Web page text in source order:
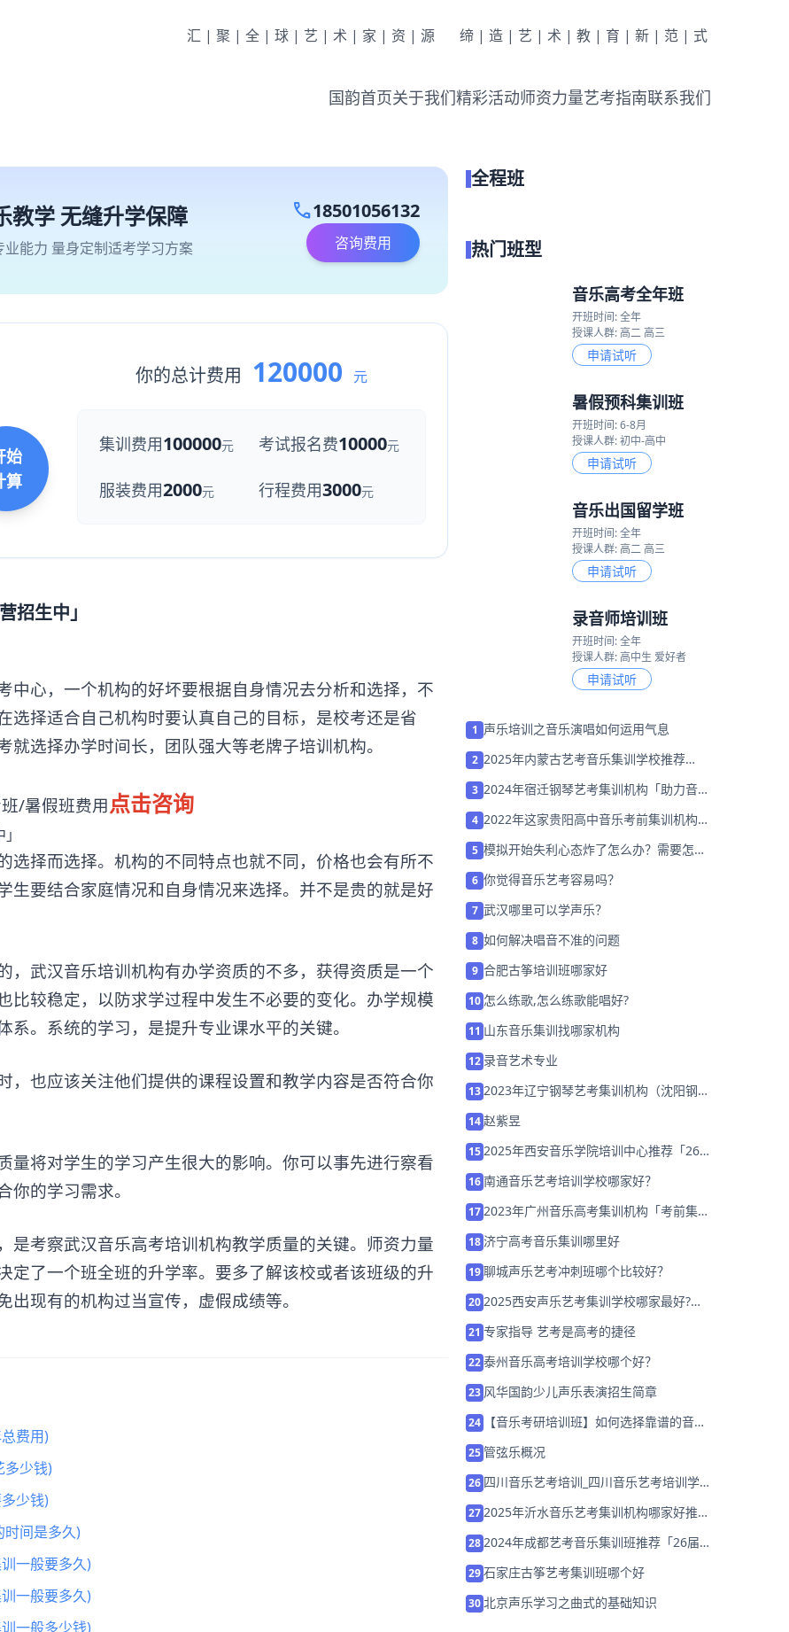
汇|聚|全|球|艺|术|家|资|源 缔|造|艺|术|教|育|新|范|式
国韵首页关于我们精彩活动师资力量艺考指南联系我们
教学 无缝升学保障
能力 量身定制适考学习方案
call18501056132
咨询费用
始
算
你的总计费用 120000 元
集训费用100000元 考试报名费10000元
服装费用2000元 行程费用3000元
招生中」
心，一个机构的好坏要根据自身情况去分析和选择，不
选择适合自己机构时要认真自己的目标，是校考还是省
选择办学时间长，团队强大等老牌子培训机构。
/暑假班费用点击咨询
择而选择。机构的不同特点也就不同，价格也会有所不
生要结合家庭情况和自身情况来选择。并不是贵的就是好
武汉音乐培训机构有办学资质的不多，获得资质是一个
比较稳定，以防求学过程中发生不必要的变化。办学规模
。系统的学习，是提升专业课水平的关键。
也应该关注他们提供的课程设置和教学内容是否符合你
将对学生的学习产生很大的影响。你可以事先进行察看
的学习需求。
考察武汉音乐高考培训机构教学质量的关键。师资力量
定了一个班全班的升学率。要多了解该校或者该班级的升
现有的机构过当宣传，虚假成绩等。
费用)
多少钱)
少钱)
时间是多久)
一般要多久)
一般要多久)
一般多少钱)
全程班
热门班型
音乐高考全年班
开班时间: 全年
授课人群: 高二 高三
申请试听
暑假预科集训班
开班时间: 6-8月
授课人群: 初中-高中
申请试听
音乐出国留学班
开班时间: 全年
授课人群: 高二 高三
申请试听
录音师培训班
开班时间: 全年
授课人群: 高中生 爱好者
申请试听
1 声乐培训之音乐演唱如何运用气息
2 2025年内蒙古艺考音乐集训学校推荐
3 2024年宿迁钢琴艺考集训机构「助力音乐
4 2022年这家贵阳高中音乐考前集训机构
5 模拟开始失利心态炸了怎么办？需要怎么
6 你觉得音乐艺考容易吗？
7 武汉哪里可以学声乐？
8 如何解决唱音不准的问题
9 合肥古筝培训班哪家好
10 怎么练歌,怎么练歌能唱好?
11 山东音乐集训找哪家机构
12 录音艺术专业
132023年辽宁钢琴艺考集训机构（沈阳钢琴
14赵紫昱
152025年西安音乐学院培训中心推荐「26
16南通音乐艺考培训学校哪家好？
172023年广州音乐高考集训机构「考前集训
18 济宁高考音乐集训哪里好
19聊城声乐艺考冲刺班哪个比较好？
202025西安声乐艺考集训学校哪家最好?如
21 专家指导 艺考是高考的捷径
22泰州音乐高考培训学校哪个好？
23 风华国韵少儿声乐表演招生简章
24
【音乐考研培训班】如何选择靠谱的音乐
25管弦乐概况
26 四川音乐艺考培训_四川音乐艺考培训学
272025年沂水音乐艺考集训机构哪家好推荐
282024年成都艺考音乐集训班推荐「26届
29石家庄古筝艺考集训班哪个好
30北京声乐学习之曲式的基础知识